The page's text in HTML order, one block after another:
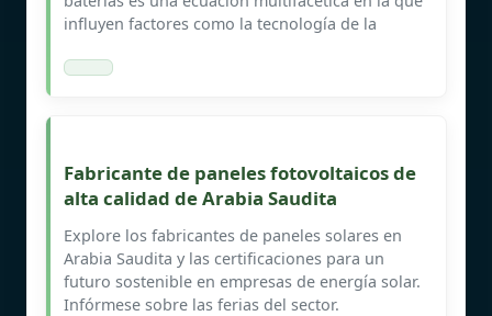
influyen factores como la tecnología de la
Fabricante de paneles fotovoltaicos de
alta calidad de Arabia Saudita
Explore los fabricantes de paneles solares en
Arabia Saudita y las certificaciones para un
futuro sostenible en empresas de energía solar.
Infórmese sobre las ferias del sector.